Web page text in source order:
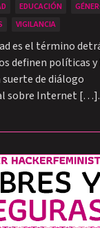
EDUCACIÓN
VIGILANCIA
es el término
definen políticas y
de diálogo
sobre Internet